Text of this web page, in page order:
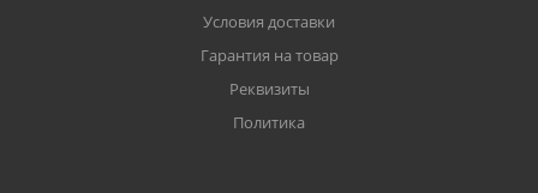
Условия доставки
Гарантия на товар
Реквизиты
Политика